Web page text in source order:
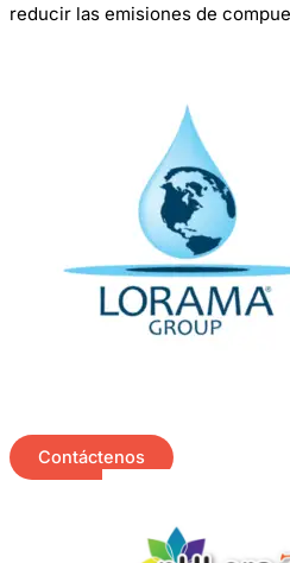
reducir las emisiones de
Contáctenos